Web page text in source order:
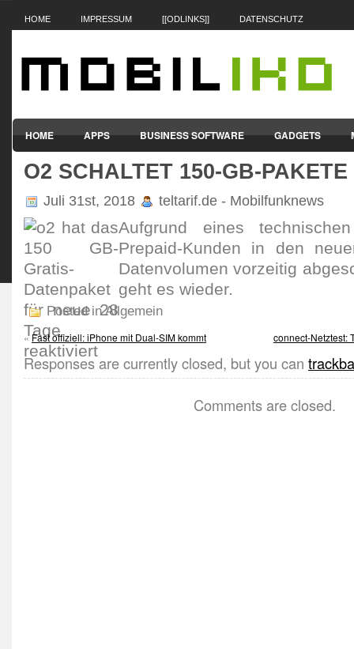
HOME IMPRESSUM [[ODLINKS]] DATENSCHUTZ
HOME APPS BUSINESS SOFTWARE GADGETS
SMARTPHONES & HANDYS TABLET-PCS VERTRÄGE &
O2 SCHALTET 150-GB-
Juli 31st, 2018 teltarif.de - Mobilfunknews
Aufgrund eines
Prepaid-Kunden in den
Datenvolumen vorzeitig
geht es wieder.
Posted in Allgemein
«Fast offiziell: iPhone mit Dual-SIM kommt connect-Netztest:
Responses are currently closed, but you can
Comments are closed.